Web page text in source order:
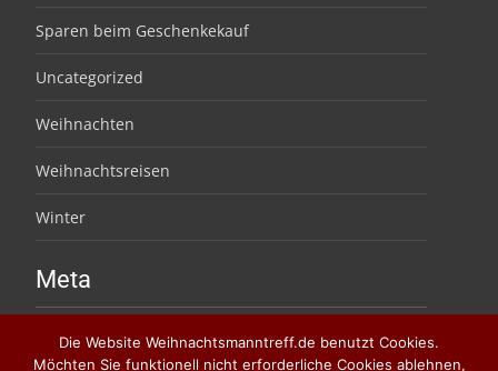
Sparen beim Geschenkekauf
Uncategorized
Weihnachten
Weihnachtsreisen
Winter
Meta
Die Website Weihnachtsmanntreff.de benutzt Cookies.
Möchten Sie funktionell nicht erforderliche Cookies ablehnen,